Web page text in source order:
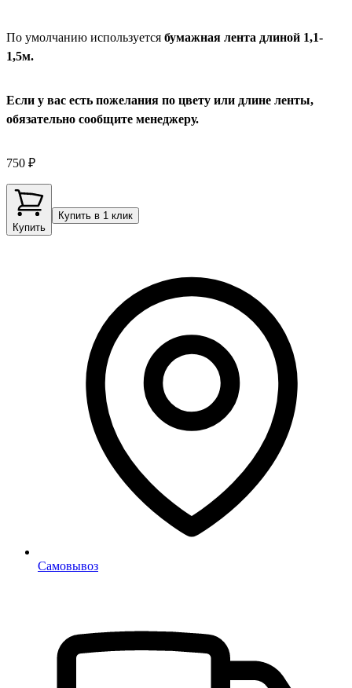
По умолчанию используется бумажная лента длиной 1,1-
1,5м.
Если у вас есть пожелания по цвету или длине ленты,
обязательно сообщите менеджеру.
750 ₽
Купить
Купить в 1 клик
Самовывоз